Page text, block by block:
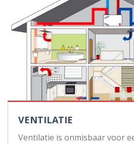
VENTILATIE
Ventilatie is onmisbaar voor